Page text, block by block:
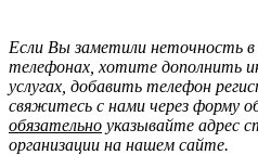
Если Вы заметили неточность в
телефонах, хотите дополнить
услугах, добавить телефон
свяжитесь с нами через форму
обязательно указывайте адрес
организации на нашем сайте.